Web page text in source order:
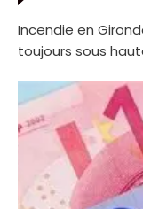
Incendie en
toujours sous